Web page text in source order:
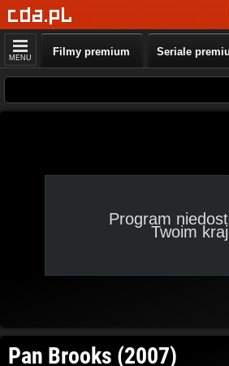
MENU Filmy premium Seriale
Program
Twoim
Pan Brooks (2007)